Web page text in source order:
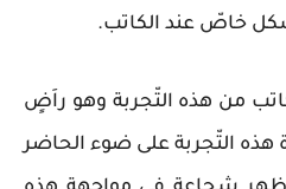
خاصّ عند الكاتب.
من هذه التّجربة وهو راَضٍ
التّجربة على ضوء الحاضر